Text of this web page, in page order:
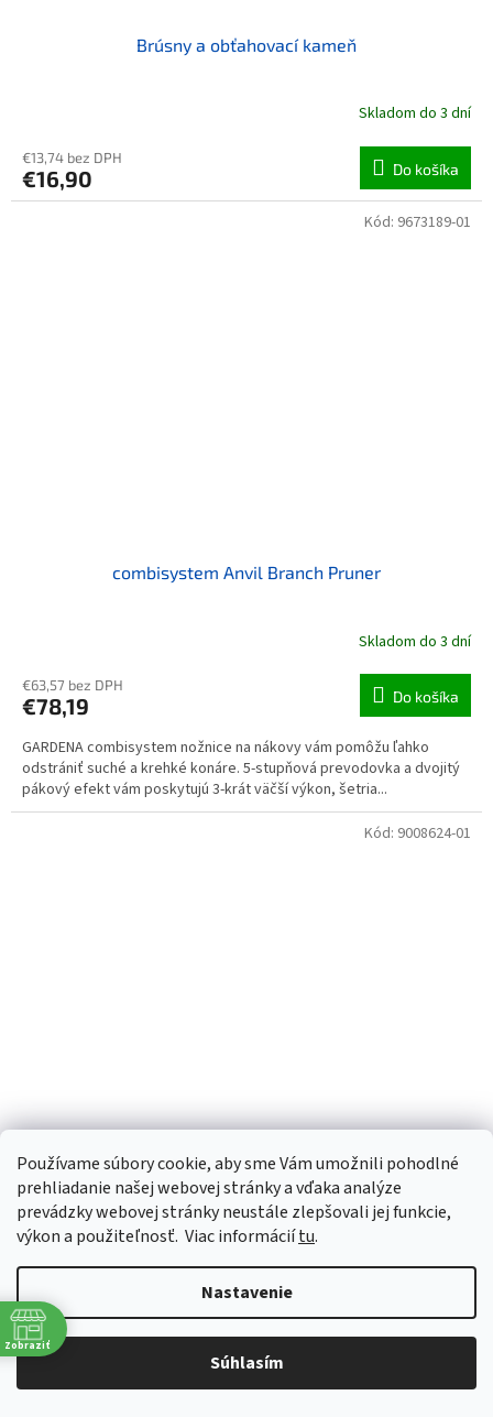
Používame súbory cookie, aby sme Vám umožnili pohodlné
prehliadanie našej webovej stránky a vďaka analýze
prevádzky webovej stránky neustále zlepšovali jej funkcie,
výkon a použiteľnosť. Viac informáciítu.
Nastavenie
Súhlasím
Brúsny a obťahovací kameň
Skladom do 3 dní
€13,74 bez DPH
€16,90 Do košíka
combisystem Anvil Branch Pruner
Skladom do 3 dní
€63,57 bez DPH
€78,19 Do košíka
GARDENA combisystem nožnice na nákovy vám pomôžu ľahko
odstrániť suché a krehké konáre. 5-stupňová prevodovka a dvojitý
pákový efekt vám poskytujú 3-krát väčší výkon, šetria...
Kód: 9673189-01
Combisystem oblúková píla
€37,55 bez DPH
€46,19
Oblúkovú pílu z radu GARDENA combisystem je možné použiť buď
Kód: 9008624-01
Zobraziť